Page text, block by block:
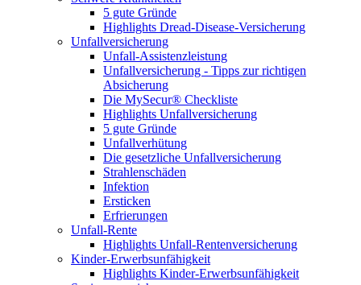
5 gute Gründe
Highlights Dread-Disease-Versicherung
Unfallversicherung
Unfall-Assistenzleistung
Unfallversicherung - Tipps zur richtigen
Absicherung
Die MySecur® Checkliste
Highlights Unfallversicherung
5 gute Gründe
Unfallverhütung
Die gesetzliche Unfallversicherung
Strahlenschäden
Infektion
Ersticken
Erfrierungen
Unfall-Rente
Highlights Unfall-Rentenversicherung
Kinder-Erwerbsunfähigkeit
Highlights Kinder-Erwerbsunfähigkeit